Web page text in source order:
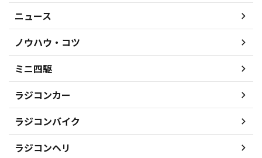
ニュース
ノウハウ・コツ
ミニ四駆
ラジコンカー
ラジコンバイク
ラジコンヘリ